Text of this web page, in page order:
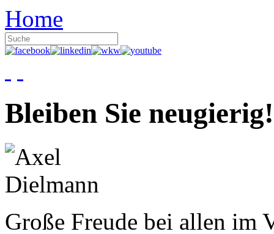
Home
Bleiben Sie neugierig!
Große Freude bei allen im